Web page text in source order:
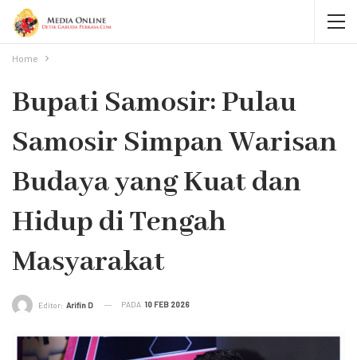
Home
Bupati Samosir: Pulau
Samosir Simpan Warisan
Budaya yang Kuat dan
Hidup di Tengah
Masyarakat
Editor: Arifin D PADA 10 FEB 2026